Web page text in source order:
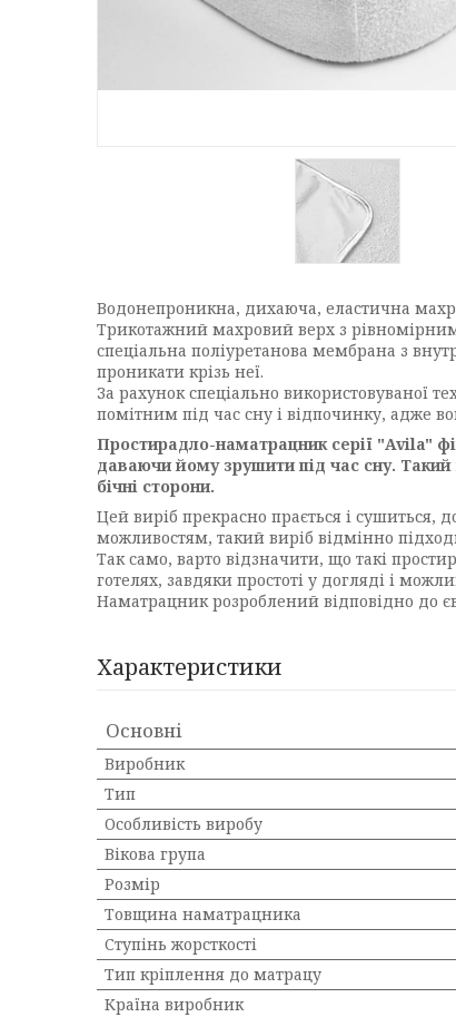
Водонепроникна, дихаюча, еластична
Трикотажний махровий верх з
спеціальна поліуретанова мембрана з
проникати крізь неї.
За рахунок спеціально використовуваної
помітним під час сну і відпочинку, адже
Простирадло-наматрацник серії "Avila"
даваючи йому зрушити під час сну.
бічні сторони.
Цей виріб прекрасно прається і сушиться,
можливостям, такий виріб відмінно
Так само, варто відзначити, що такі
готелях, завдяки простоті у догляді і
Наматрацник розроблений відповідно до
Характеристики
Основні
Виробник
Тип
Особливість виробу
Вікова група
Розмір
Товщина наматрацника
Ступінь жорсткості
Тип кріплення до матрацу
Країна виробник